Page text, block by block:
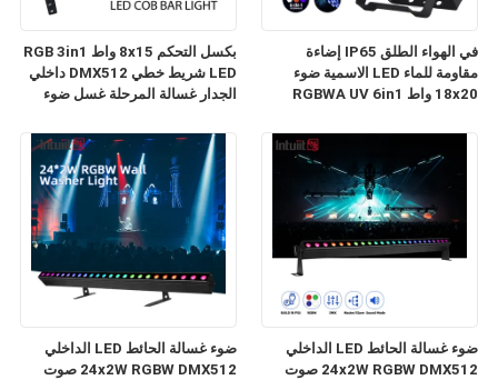
بكسل التحكم 8x15 واط RGB 3in1
LED شريط خطي DMX512 داخلي
الجدار غسالة المرحلة غسل ضوء
في الهواء الطلق IP65 إضاءة
مقاومة للماء LED الاسمية ضوء
18x20 واط RGBWA UV 6in1
DJ يمكن للأحداث نادي الملعب
ضوء غسالة الحائط LED الداخلي
24x2W RGBW DMX512 صوت
ضوء غسالة الحائط LED الداخلي
24x2W RGBW DMX512 صوت